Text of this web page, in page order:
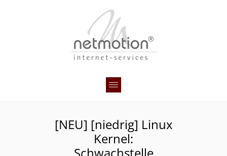
[NEU] [niedrig] Linux
Kernel: